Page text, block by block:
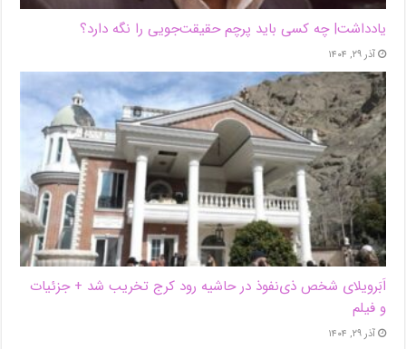
یادداشت| ‌چه کسی باید پرچم حقیقت‌جویی را نگه دارد؟
آذر ۲۹, ۱۴۰۴
اَبَر‌ویلای شخص ذی‌نفوذ در حاشیه‌ رود کرج تخریب شد + جزئیات
و فیلم
آذر ۲۹, ۱۴۰۴